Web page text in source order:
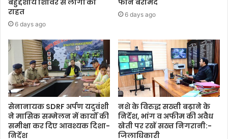
राहत
6 days ago
6 days ago
सेनानायक SDRF अर्पण यदुवंशी
ने मासिक सम्मेलन में कार्यों की
समीक्षा कर दिए आवश्यक दिशा-
निर्देश
नशे के विरुद्ध सख्ती बढ़ाने के
निर्देश, भांग व अफीम की अवैध
खेती पर रखें सख्त निगरानी:-
जिलाधिकारी